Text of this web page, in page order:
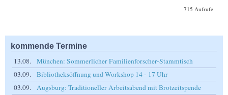
715 Aufrufe
kommende Termine
13.08.
München: Sommerlicher Familienforscher-Stammtisch
03.09.
Bibliotheksöffnung und Workshop 14 - 17 Uhr
03.09.
Augsburg: Traditioneller Arbeitsabend mit Brotzeitspende